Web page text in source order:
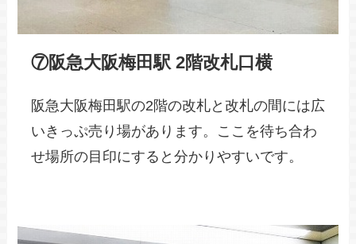
⑦阪急大阪梅田駅 2階改札口横
阪急大阪梅田駅の2階の改札と改札の間には広
いきっぷ売り場があります。ここを待ち合わ
せ場所の目印にすると分かりやすいです。